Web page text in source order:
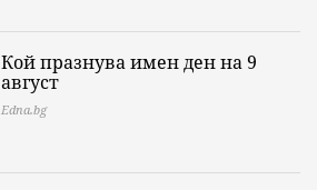
Кой празнува имен ден на 9
август
Edna.bg